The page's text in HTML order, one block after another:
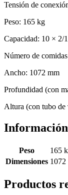
Tensión de
Peso: 165 kg
Capacidad: 10 ×
Número de
Ancho: 1072 mm
Profundidad (con
Altura (con tubo
Peso
165
Dimensiones
Productos